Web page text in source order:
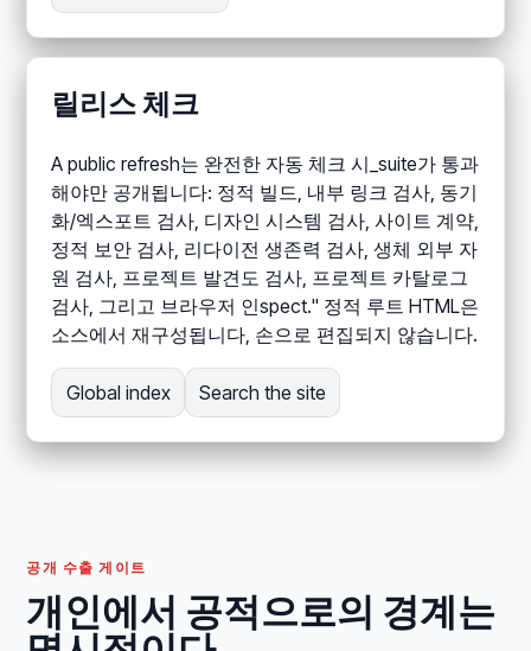
릴리스 체크
A public refresh는 완전한 자동 체크 시_suite가 통과
해야만 공개됩니다: 정적 빌드, 내부 링크 검사, 동기
화/엑스포트 검사, 디자인 시스템 검사, 사이트 계약,
정적 보안 검사, 리다이전 생존력 검사, 생체 외부 자
원 검사, 프로젝트 발견도 검사, 프로젝트 카탈로그
검사, 그리고 브라우저 인spect." 정적 루트 HTML은
소스에서 재구성됩니다, 손으로 편집되지 않습니다.
Global index Search the site
공개 수출 게이트
개인에서 공적으로의 경계는